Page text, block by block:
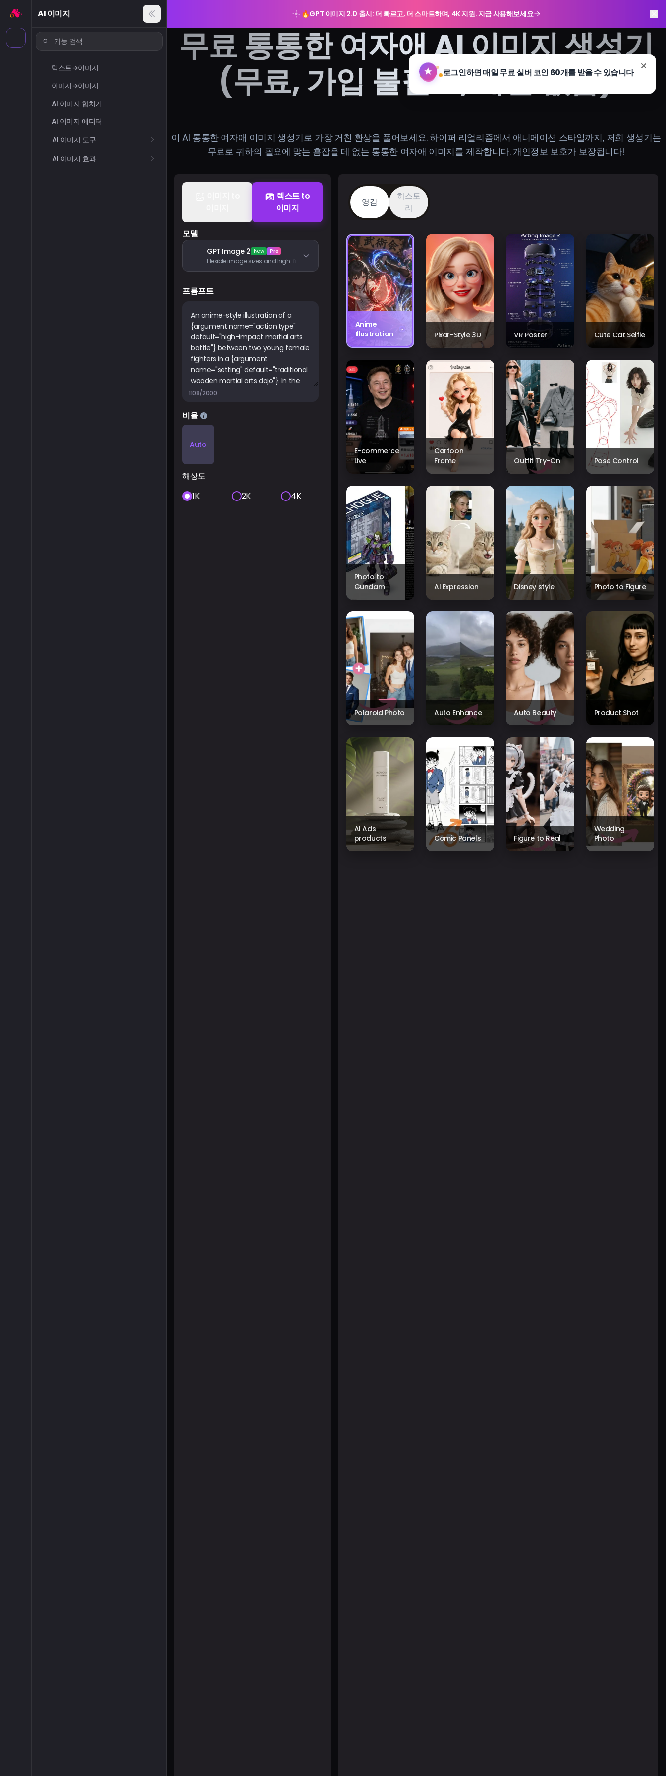
AI 이미지
텍스트→이미지
이미지→이미지
AI 이미지 합치기
AI 이미지 에디터
AI 이미지 도구
AI 이미지 효과
🔥GPT 이미지 2.0 출시: 더 빠르고, 더 스마트하며, 4K 지원. 지금 사용해보세요
무료 통통한 여자애 AI 이미지 생성기
(무료, 가입 불필요, 제한 없음)
이 AI 통통한 여자애 이미지 생성기로 가장 거친 환상을 풀어보세요. 하이퍼 리얼리즘에서 애니메이션 스타일까지, 저희 생성기는
무료로 귀하의 필요에 맞는 흠잡을 데 없는 통통한 여자애 이미지를 제작합니다. 개인정보 보호가 보장됩니다!
텍스트 to
이미지
모델
GPT Image 2 New Pro
Flexible image sizes and high-fidelity image inputs
프롬프트
1108/2000
비율
Auto
해상도
1K
2K 4K
영감
히스토
리
Anime
Illustration
Pixar-Style 3D VR Poster Cute Cat Selfie
E-commerce
Live
Cartoon
Frame
Outfit Try-On Pose Control
Photo to
Gundam
AI Expression Disney style Photo to Figure
Polaroid Photo Auto Enhance Auto Beauty Product Shot
AI Ads
products
Comic Panels Figure to Real
Wedding
Photo